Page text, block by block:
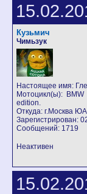
Кузьмич
Чимьзук
Настоящее имя:
Мотоцикл(ы):
edition.
Откуда: г.Москва
Зарегистрирован:
Сообщений: 1719
Неактивен